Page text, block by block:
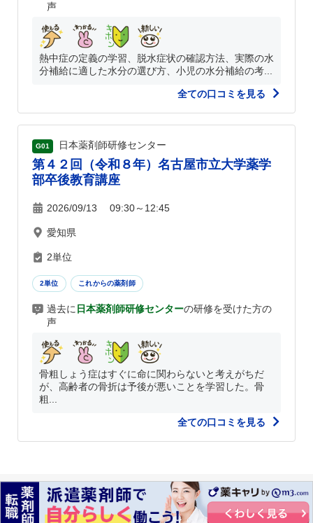
声
熱中症の定義の学習、脱水症状の確認方法、実際の水
分補給に適した水分の選び方、小児の水分補給の考...
全ての口コミを見る
G01 日本薬剤師研修センター
第４２回（令和８年）名古屋市立大学薬学
部卒後教育講座
2026/09/13 09:30～12:45
愛知県
2単位
2単位 これからの薬剤師
過去に 日本薬剤師研修センターの研修を受けた方の
声
骨粗しょう症はすぐに命に関わらないと考えがちだ
が、高齢者の骨折は予後が悪いことを学習した。骨
粗...
全ての口コミを見る